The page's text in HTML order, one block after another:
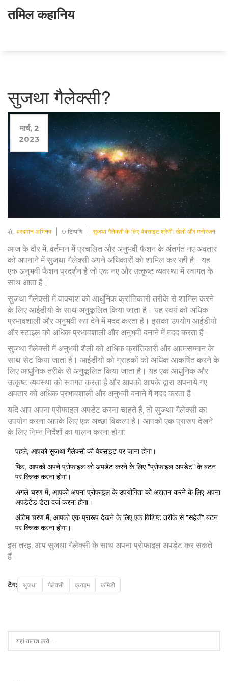
तमिल कहानिय
सुजथा गैलेक्सी?
मार्च, 2
2023
在: वरदमान अभिनव 0 टिप्पणि सुजथा गैलेक्सी के लिए वेबसाइट श्रेणी: खेलों और मनोरंजन
आज के दौर में, वर्तमान में प्रचलित और अनुभवी फैशन के अंतर्गत नए अवतार
को अपनाने में सुजथा गैलेक्सी अपने अधिकारों को शामिल कर रही है। यह
एक अनुभवी फैशन प्रदर्शन है जो एक नए और उत्कृष्ट व्यवस्था में स्वागत के
साथ आता है।
सुजथा गैलेक्सी में वाक्यांश को आधुनिक क्रांतिकारी तरीके से शामिल करने
के लिए आईडीयो के साथ अनुकूलित किया जाता है। यह स्वयं को अधिक
प्रभावशाली और अनुभवी रूप देने में मदद करता है। इसका उपयोग आईडीयो
और स्टाइल को अधिक प्रभावशाली और अनुभवी बनाने में मदद करता है।
सुजथा गैलेक्सी में अनुभवी शैली को अधिक क्रांतिकारी और आत्मसम्मान के
साथ सेट किया जाता है। आईडीयो को ग्राहकों को अधिक आकर्षित करने के
लिए आधुनिक तरीके से अनुकूलित किया जाता है। यह एक आधुनिक और
उत्कृष्ट व्यवस्था को स्वागत करता है और आपको आपके द्वारा अपनाये गए
अवतार को अधिक प्रभावशाली और अनुभवी बनाने में मदद करता है।
यदि आप अपना प्रोफाइल अपडेट करना चाहते हैं, तो सुजथा गैलेक्सी का
उपयोग करना आपके लिए एक अच्छा विकल्प है। आपको एक प्रारूप देखने
के लिए निम्न निर्देशों का पालन करना होगा:
पहले, आपको सुजथा गैलेक्सी की वेबसाइट पर जाना होगा।
फिर, आपको अपने प्रोफाइल को अपडेट करने के लिए "प्रोफाइल अपडेट" के बटन
पर क्लिक करना होगा।
अगले चरण में, आपको अपना प्रोफाइल के उपयोगिता को अद्यतन करने के लिए अपना
अपडेटेड डेटा दर्ज करना होगा।
अंतिम चरण में, आपको एक प्रारूप देखने के लिए एक विशिष्ट तरीके से "सहेजें" बटन
पर क्लिक करना होगा।
इस तरह, आप सुजथा गैलेक्सी के साथ अपना प्रोफाइल अपडेट कर सकते
हैं।
टैग: सुजथा गैलेक्सी क्राइम कॉमेडी